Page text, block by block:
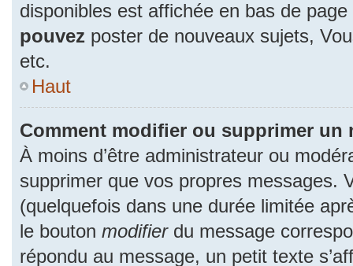
disponibles est affichée en bas de
pouvez poster de nouveaux sujets,
etc.
Haut
Comment modifier ou supprimer un
À moins d’être administrateur ou
supprimer que vos propres messages.
(quelquefois dans une durée limitée
le bouton modifierdu message
répondu au message, un petit texte